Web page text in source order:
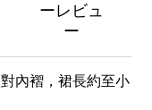
ーレビュ
ー
內褶，裙長約至小